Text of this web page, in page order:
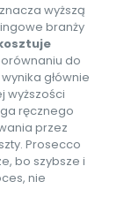
wyższą
branży
do
głównie
wyższości
ręcznego
przez
Prosecco
bo szybsze i
nie